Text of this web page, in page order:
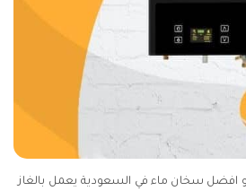
افضل سخان ماء في السعودية يعمل بالغاز